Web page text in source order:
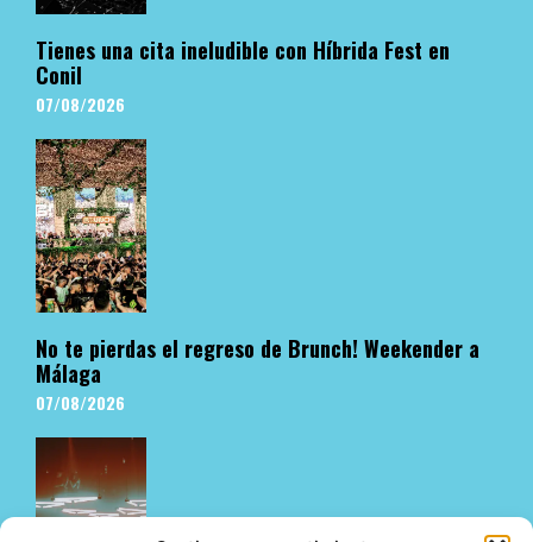
Tienes una cita ineludible con Híbrida Fest en
Conil
07/08/2026
No te pierdas el regreso de Brunch! Weekender a
Málaga
07/08/2026